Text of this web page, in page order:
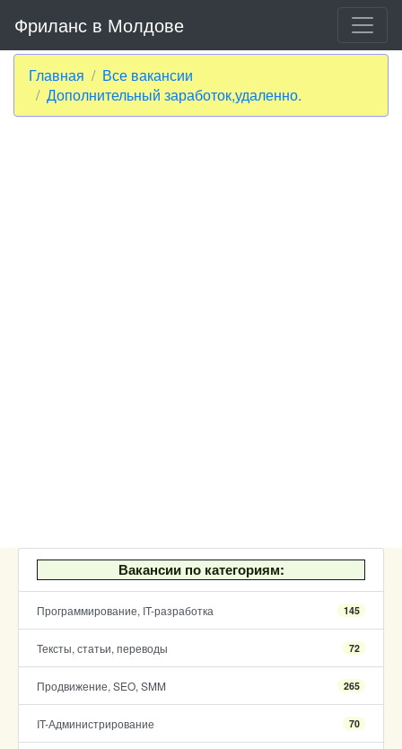
Фриланс в Молдове
Главная
Все вакансии
Дополнительный заработок,удаленно.
Вакансии по категориям:
Программирование, IT-разработка 145
Тексты, статьи, переводы 72
Продвижение, SEO, SMM 265
IT-Администрирование 70